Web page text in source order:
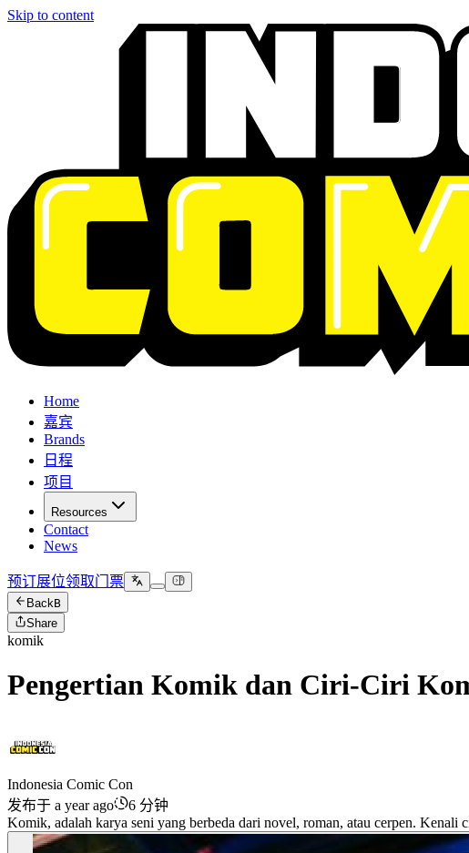
Skip to content
Home
嘉宾
Brands
日程
项目
Resources
Contact
News
预订展位领取门票
BackB
Share
komik
Pengertian Komik dan Ciri-Ciri
Indonesia Comic Con
发布于 a year ago
6 分钟
Komik, adalah karya seni yang berbeda dari novel, roman, atau cerpen.